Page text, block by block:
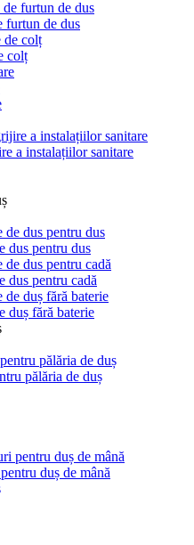
furtun de dus
colț
a instalațiilor sanitare
dus pentru dus
dus pentru cadă
duș fără baterie
pălăria de duș
duș de mână